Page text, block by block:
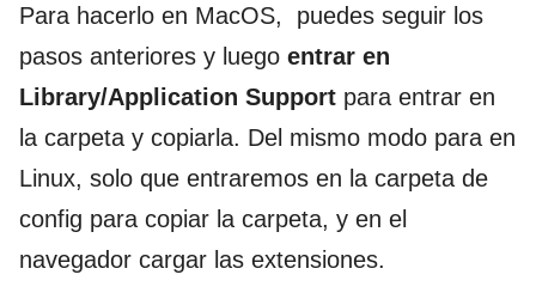
Para hacerlo en MacOS, puedes seguir los
pasos anteriores y luego entrar en
Library/Application Support para entrar en
la carpeta y copiarla. Del mismo modo para en
Linux, solo que entraremos en la carpeta de
config para copiar la carpeta, y en el
navegador cargar las extensiones.